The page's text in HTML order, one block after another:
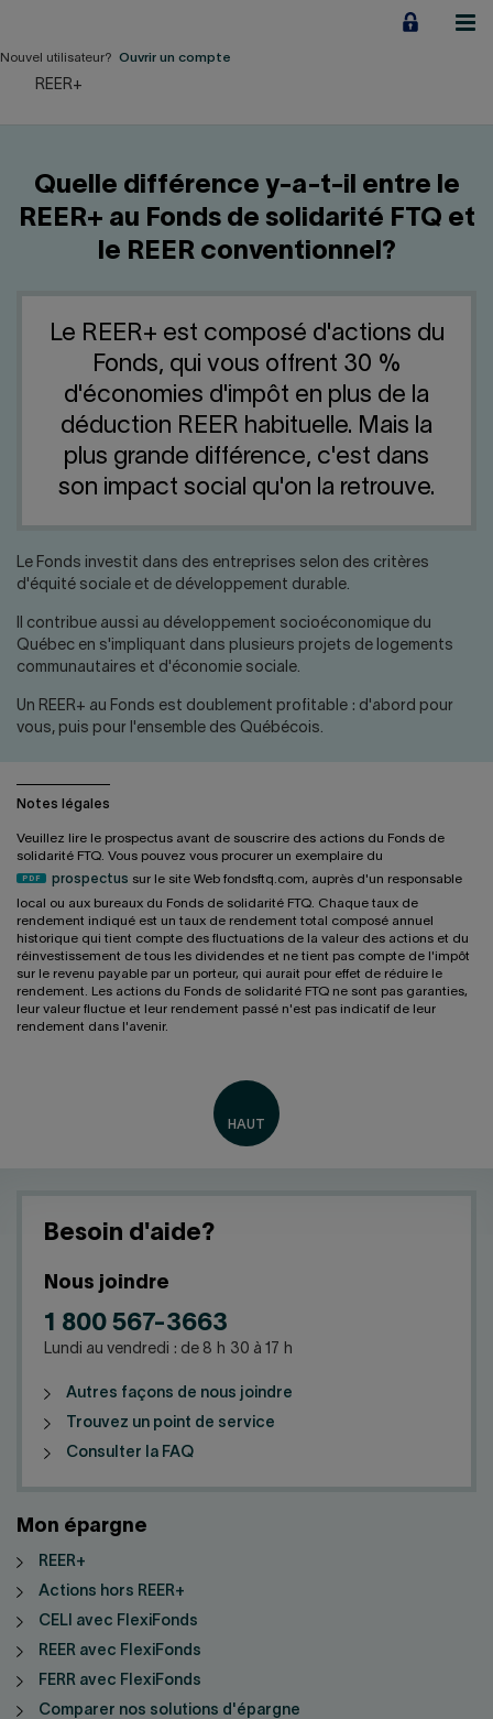
contenu
Financement d'entreprise
Notre Impact
LIENS RAPIDES
Accueil Carrière
Nous joindre Salle de presse
Nouvel utilisateur? Ouvrir un compte
REER+
Quelle différence y-a-t-il entre le
REER+ au Fonds de solidarité FTQ et
le REER conventionnel?
Le REER+ est composé d'actions du
Fonds, qui vous offrent 30 %
d'économies d'impôt en plus de la
déduction REER habituelle. Mais la
plus grande différence, c'est dans
son impact social qu'on la retrouve.
Le Fonds investit dans des entreprises selon des critères
d'équité sociale et de développement durable.
Il contribue aussi au développement socioéconomique du
Québec en s'impliquant dans plusieurs projets de logements
communautaires et d'économie sociale.
Un REER+ au Fonds est doublement profitable : d'abord pour
vous, puis pour l'ensemble des Québécois.
Notes légales
Veuillez lire le prospectus avant de souscrire des actions du Fonds de
solidarité FTQ. Vous pouvez vous procurer un exemplaire du
prospectus sur le site Web fondsftq.com, auprès d'un responsable
local ou aux bureaux du Fonds de solidarité FTQ. Chaque taux de
rendement indiqué est un taux de rendement total composé annuel
historique qui tient compte des fluctuations de la valeur des actions et du
réinvestissement de tous les dividendes et ne tient pas compte de l'impôt
sur le revenu payable par un porteur, qui aurait pour effet de réduire le
rendement. Les actions du Fonds de solidarité FTQ ne sont pas garanties,
leur valeur fluctue et leur rendement passé n'est pas indicatif de leur
rendement dans l'avenir.
Besoin d'aide?
Nous joindre
1 800 567-3663
Lundi au vendredi : de 8 h 30 à 17 h
Autres façons de nous joindre
Trouvez un point de service
Consulter la FAQ
Mon épargne
REER+
Actions hors REER+
CELI avec FlexiFonds
REER avec FlexiFonds
FERR avec FlexiFonds
Comparer nos solutions d'épargne